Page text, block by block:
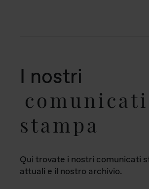
I nostri
comunicati
stampa
Qui trovate i nostri comunicati
attuali e il nostro archivio.